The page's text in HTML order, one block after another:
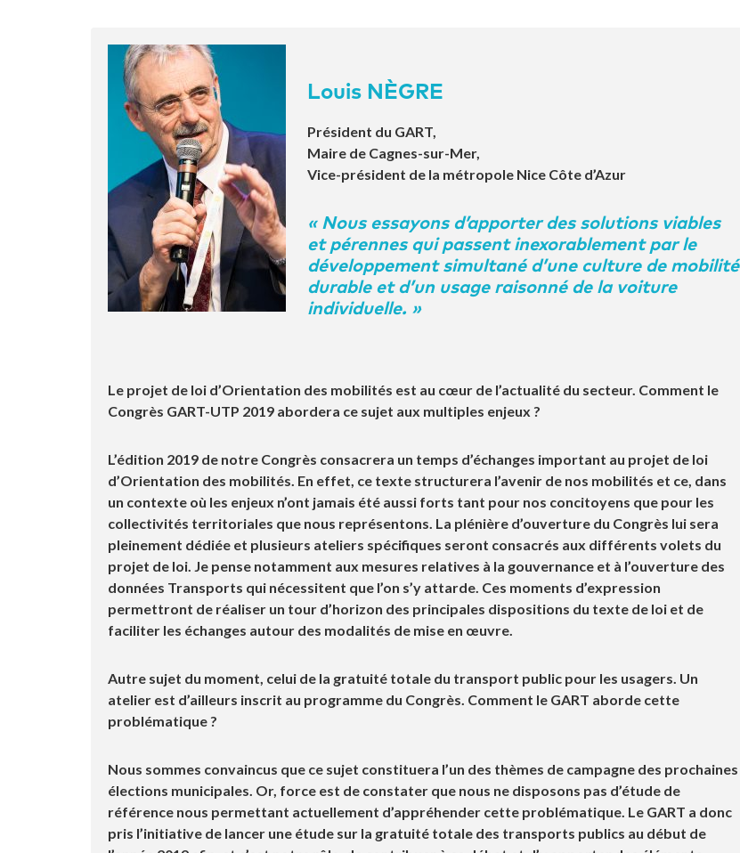
Louis NÈGRE
Président du GART,
Maire de Cagnes-sur-Mer,
Vice-président de la métropole Nice Côte d’Azur
« Nous essayons d’apporter des solutions viables
et pérennes qui passent inexorablement par le
développement simultané d’une culture de mobilité
durable et d’un usage raisonné de la voiture
individuelle. »
Le projet de loi d’Orientation des mobilités est au cœur de l’actualité du secteur. Comment le
Congrès GART-UTP 2019 abordera ce sujet aux multiples enjeux ?
L’édition 2019 de notre Congrès consacrera un temps d’échanges important au projet de loi
d’Orientation des mobilités. En effet, ce texte structurera l’avenir de nos mobilités et ce, dans
un contexte où les enjeux n’ont jamais été aussi forts tant pour nos concitoyens que pour les
collectivités territoriales que nous représentons. La plénière d’ouverture du Congrès lui sera
pleinement dédiée et plusieurs ateliers spécifiques seront consacrés aux différents volets du
projet de loi. Je pense notamment aux mesures relatives à la gouvernance et à l’ouverture des
données Transports qui nécessitent que l’on s’y attarde. Ces moments d’expression
permettront de réaliser un tour d’horizon des principales dispositions du texte de loi et de
faciliter les échanges autour des modalités de mise en œuvre.
Autre sujet du moment, celui de la gratuité totale du transport public pour les usagers. Un
atelier est d’ailleurs inscrit au programme du Congrès. Comment le GART aborde cette
problématique ?
Nous sommes convaincus que ce sujet constituera l’un des thèmes de campagne des prochaines
élections municipales. Or, force est de constater que nous ne disposons pas d’étude de
référence nous permettant actuellement d’appréhender cette problématique. Le GART a donc
pris l’initiative de lancer une étude sur la gratuité totale des transports publics au début de